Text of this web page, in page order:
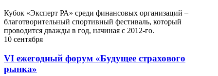
Кубок «Эксперт РА» среди финансовых организаций –
благотворительный спортивный фестиваль, который
проводится дважды в год, начиная с 2012-го.
10 сентября
VI ежегодный форум «Будущее страхового
рынка»